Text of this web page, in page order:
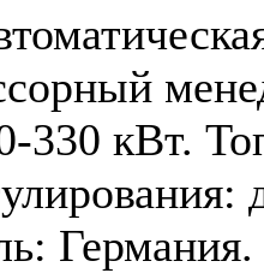
кВт.
Германия.